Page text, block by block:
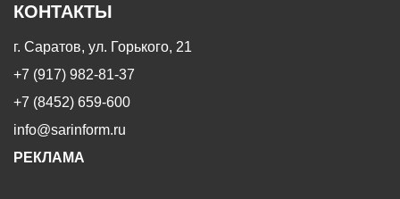
КОНТАКТЫ
г. Саратов, ул. Горького, 21
+7 (917) 982-81-37
+7 (8452) 659-600
info@sarinform.ru
РЕКЛАМА